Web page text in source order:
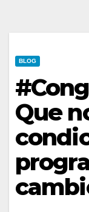
BLOG
Que